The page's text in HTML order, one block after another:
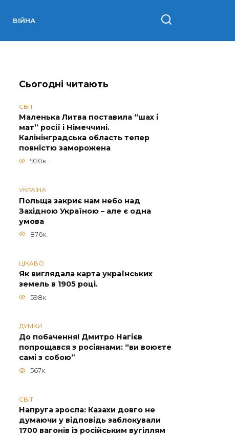
ВІЙНА
Сьогодні читають
СВІТ
Маленька Литва поставила “шах і
мат” росії і Німеччині.
Калінінградська область тепер
повністю заморожена
920к.
УКРАЇНА
Польща закриє нам небо над
Західною Україною – але є одна
умова
876к.
ЦІКАВО
Як виглядала карта українських
земель в 1905 році.
598к.
ДУМКИ
До побачення! Дмитро Нагієв
попрощався з росіянами: “ви воюєте
самі з собою”
567к.
СВІТ
Напруга зросла: Казахи довго не
думаючи у відповідь заблокували
1700 вагонів із російським вугіллям